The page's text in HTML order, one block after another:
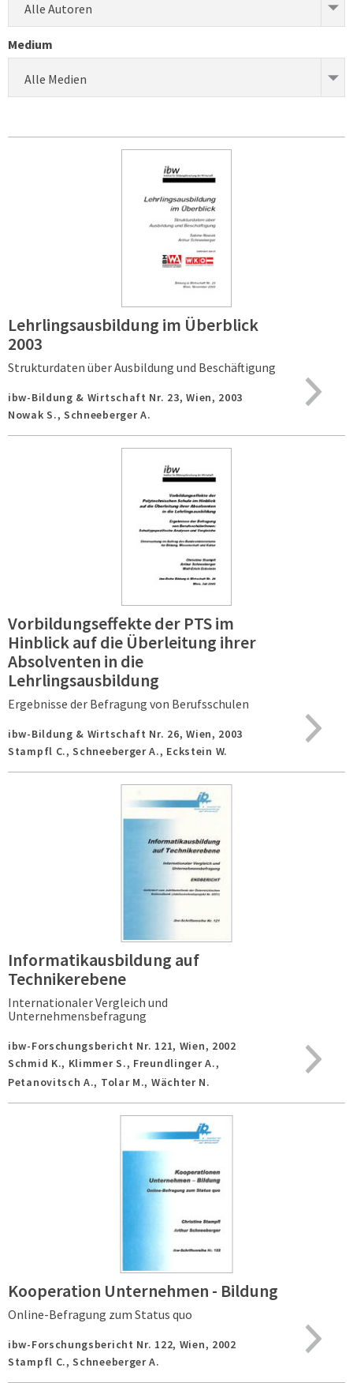
Alle Autoren
Medium
Alle Medien
Lehrlingsausbildung im Überblick
2003
Strukturdaten über Ausbildung und Beschäftigung
ibw-Bildung & Wirtschaft Nr. 23,Wien, 2003
Nowak S., Schneeberger A.
Vorbildungseffekte der PTS im
Hinblick auf die Überleitung ihrer
Absolventen in die
Lehrlingsausbildung
Ergebnisse der Befragung von Berufsschulen
ibw-Bildung & Wirtschaft Nr. 26,Wien, 2003
Stampfl C., Schneeberger A., Eckstein W.
Informatikausbildung auf
Technikerebene
Internationaler Vergleich und
Unternehmensbefragung
ibw-Forschungsbericht Nr. 121, Wien, 2002
Schmid K., Klimmer S., Freundlinger A.,
Petanovitsch A., Tolar M., Wächter N.
Kooperation Unternehmen - Bildung
Online-Befragung zum Status quo
ibw-Forschungsbericht Nr. 122, Wien, 2002
Stampfl C., Schneeberger A.